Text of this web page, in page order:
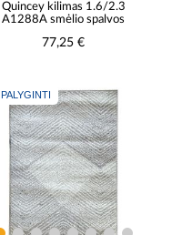
Quincey kilimas 1.6/2.3
A1288A smėlio spalvos
77,25 €
PALYGINTI